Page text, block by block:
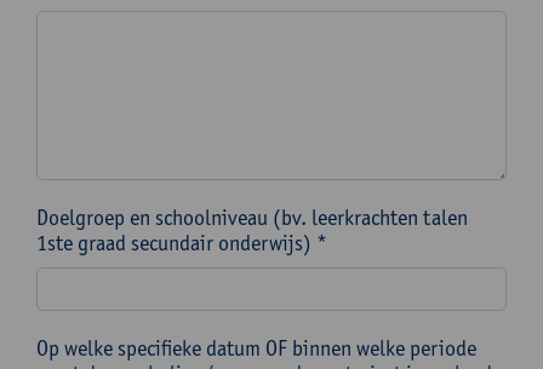
Doelgroep en schoolniveau (bv. leerkrachten talen
1ste graad secundair onderwijs) *
Op welke specifieke datum OF binnen welke periode